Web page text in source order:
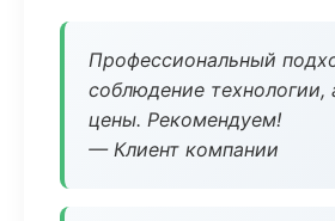
Профессиональный
соблюдение технологии,
цены. Рекомендуем!
— Клиент компании